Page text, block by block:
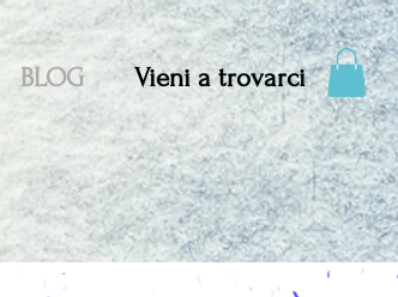
BLOG Vieni a trovarci